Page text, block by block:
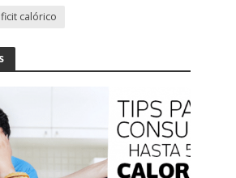
calórico